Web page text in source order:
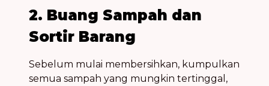
2. Buang Sampah dan
Sortir Barang
Sebelum mulai membersihkan, kumpulkan
semua sampah yang mungkin tertinggal,